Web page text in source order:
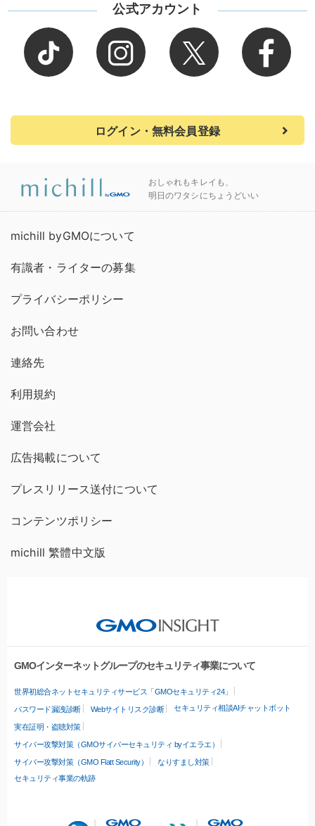
公式アカウント
ログイン・無料会員登録
おしゃれもキレイも、
明日のワタシにちょうどいい
michill byGMOについて
有識者・ライターの募集
プライバシーポリシー
お問い合わせ
連絡先
利用規約
運営会社
広告掲載について
プレスリリース送付について
コンテンツポリシー
michill 繁體中文版
GMOインターネットグループのセキュリティ事業について
世界初総合ネットセキュリティサービス「GMOセキュリティ24」
パスワード漏洩診断 Webサイトリスク診断 セキュリティ相談AIチャットボット
実在証明・盗聴対策
サイバー攻撃対策（GMOサイバーセキュリティ byイエラエ）
サイバー攻撃対策（GMO Flatt Security）
なりすまし対策
セキュリティ事業の軌跡